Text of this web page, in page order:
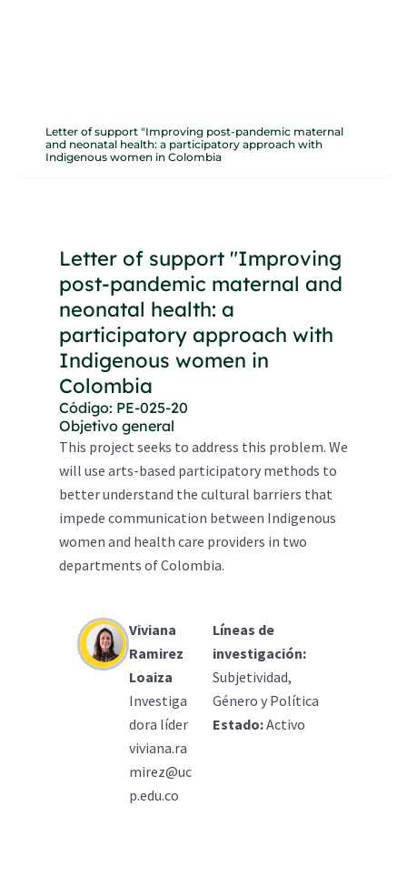
Letter of support "Improving post-pandemic maternal
and neonatal health: a participatory approach with
Indigenous women in Colombia
Letter of support "Improving
post-pandemic maternal and
neonatal health: a
participatory approach with
Indigenous women in
Colombia
Código: PE-025-20
Objetivo general
This project seeks to address this problem. We
will use arts-based participatory methods to
better understand the cultural barriers that
impede communication between Indigenous
women and health care providers in two
departments of Colombia.
Viviana
Ramirez
Loaiza
Investiga
dora líder
viviana.ra
mirez@uc
p.edu.co
Líneas de
investigación:
Subjetividad,
Género y Política
Estado:Activo